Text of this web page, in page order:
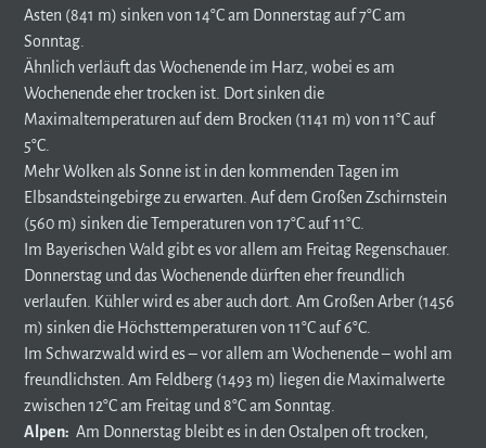
Asten (841 m) sinken von 14°C am Donnerstag auf 7°C am
Sonntag.
Ähnlich verläuft das Wochenende im Harz, wobei es am
Wochenende eher trocken ist. Dort sinken die
Maximaltemperaturen auf dem Brocken (1141 m) von 11°C auf
5°C.
Mehr Wolken als Sonne ist in den kommenden Tagen im
Elbsandsteingebirge zu erwarten. Auf dem Großen Zschirnstein
(560 m) sinken die Temperaturen von 17°C auf 11°C.
Im Bayerischen Wald gibt es vor allem am Freitag Regenschauer.
Donnerstag und das Wochenende dürften eher freundlich
verlaufen. Kühler wird es aber auch dort. Am Großen Arber (1456
m) sinken die Höchsttemperaturen von 11°C auf 6°C.
Im Schwarzwald wird es – vor allem am Wochenende – wohl am
freundlichsten. Am Feldberg (1493 m) liegen die Maximalwerte
zwischen 12°C am Freitag und 8°C am Sonntag.
Alpen: Am Donnerstag bleibt es in den Ostalpen oft trocken,